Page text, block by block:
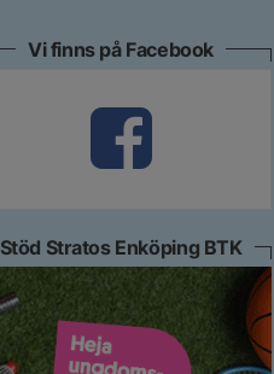
Vi finns på Facebook
Stöd Stratos Enköping BTK